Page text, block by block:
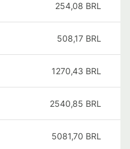
254,08 BRL
508,17 BRL
1270,43 BRL
2540,85 BRL
5081,70 BRL